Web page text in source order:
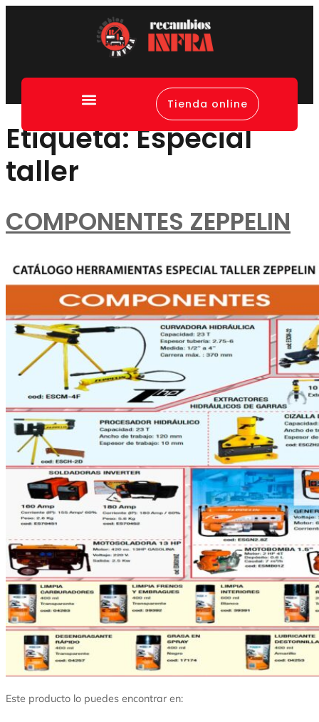
Tienda online
Etiqueta:Especial
taller
COMPONENTES ZEPPELIN
Este producto lo puedes encontrar en: